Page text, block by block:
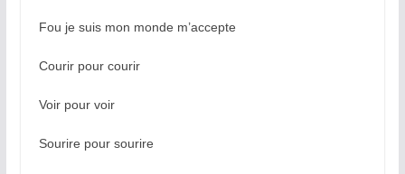
Fou je suis mon monde m’accepte
Courir pour courir
Voir pour voir
Sourire pour sourire